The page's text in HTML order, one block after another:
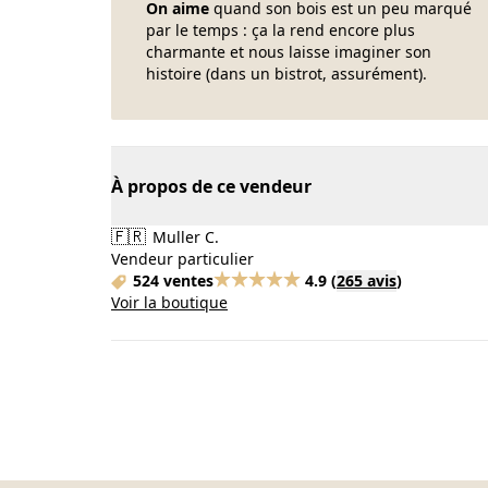
On aime quand son bois est un peu marqué
par le temps : ça la rend encore plus
charmante et nous laisse imaginer son
histoire (dans un bistrot, assurément).
À propos de ce vendeur
🇫🇷 Muller C.
Vendeur particulier
524 ventes
4.9 (265 avis)
Voir la boutique